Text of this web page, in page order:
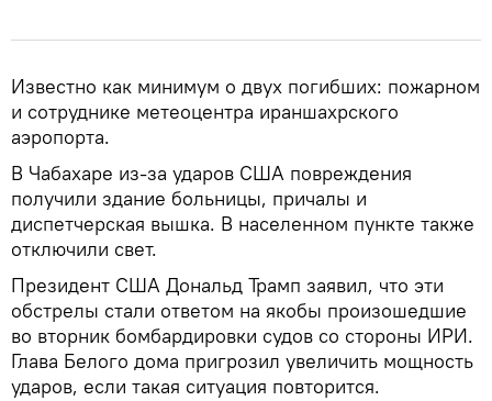
Известно как минимум о двух погибших: пожарном
и сотруднике метеоцентра ираншахрского
аэропорта.
В Чабахаре из-за ударов США повреждения
получили здание больницы, причалы и
диспетчерская вышка. В населенном пункте также
отключили свет.
Президент США Дональд Трамп заявил, что эти
обстрелы стали ответом на якобы произошедшие
во вторник бомбардировки судов со стороны ИРИ.
Глава Белого дома пригрозил увеличить мощность
ударов, если такая ситуация повторится.